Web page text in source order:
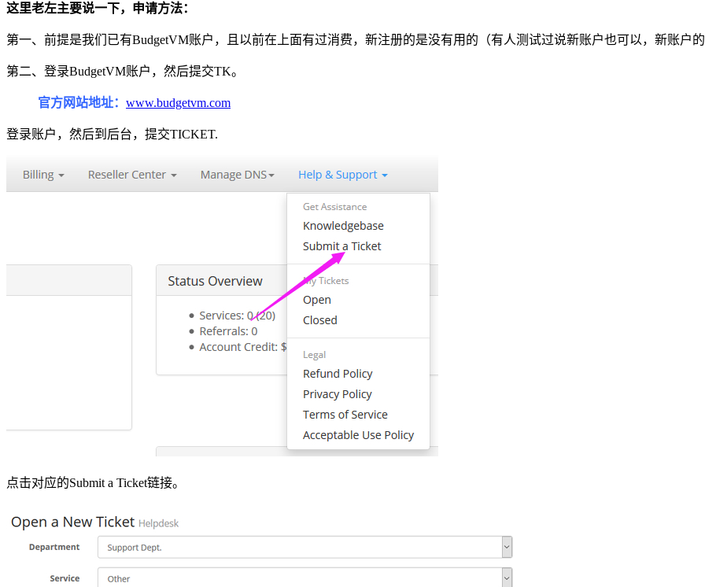
这里老左主要说一下，申请方法：
第一、前提是我们已有BudgetVM账户，且以前在上面有过消费，新注册的是没有用的（有人测试过说新账户也可以，新账户的
第二、登录BudgetVM账户，然后提交TK。
官方网站地址： www.budgetvm.com
登录账户，然后到后台，提交TICKET.
点击对应的Submit a Ticket链接。